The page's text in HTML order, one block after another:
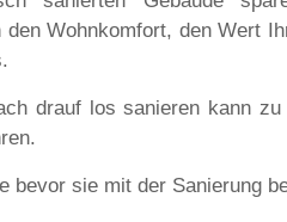
den Wohnkomfort, den Wert
drauf los sanieren kann zu
bevor sie mit der Sanierung